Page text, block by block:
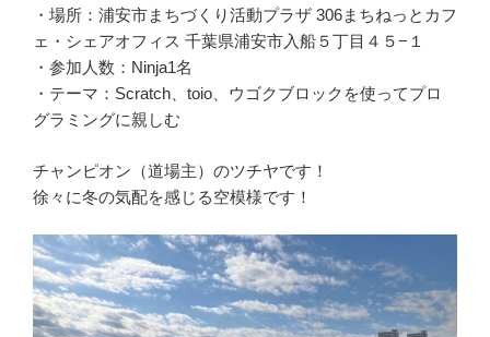
・場所：浦安市まちづくり活動プラザ 306まちねっとカフ
ェ・シェアオフィス 千葉県浦安市入船５丁目４５−１
・参加人数：Ninja1名
・テーマ：Scratch、toio、ウゴクブロックを使ってプロ
グラミングに親しむ
チャンピオン（道場主）のツチヤです！
徐々に冬の気配を感じる空模様です！